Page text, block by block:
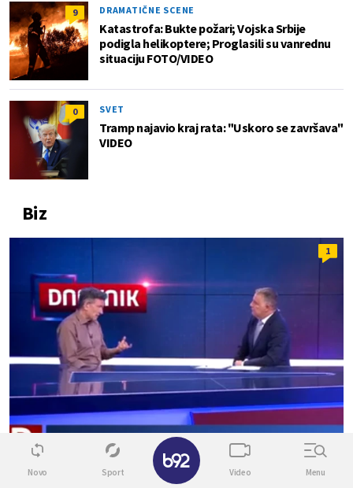
9 DRAMATIČNE SCENE
Katastrofa: Bukte požari; Vojska Srbije
podigla helikoptere; Proglasili su vanrednu
situaciju FOTO/VIDEO
0 SVET
Tramp najavio kraj rata: "Uskoro se završava"
VIDEO
Biz
1
SRPSKE FINANSIJE STABILNE
Novo Sport Video Menu
✕